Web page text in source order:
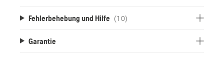
Fehlerbehebung und Hilfe (10)
Garantie